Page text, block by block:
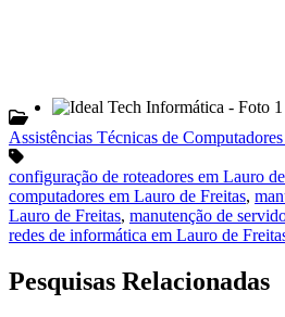
Assistências Técnicas de
configuração de roteadores em Lauro
computadores em Lauro de Freitas,
Lauro de Freitas, manutenção de
redes de informática em Lauro de
Pesquisas Relacionadas